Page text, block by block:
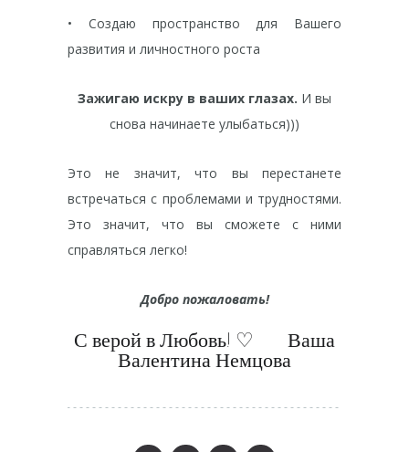
• Создаю пространство для Вашего
развития и личностного роста
Зажигаю искру в ваших глазах. И вы
снова начинаете улыбаться)))
Это не значит, что вы перестанете
встречаться с проблемами и трудностями.
Это значит, что вы сможете с ними
справляться легко!
Добро пожаловать!
С верой в Любовь! ‌♡ ⠀⠀Ваша
Валентина Немцова